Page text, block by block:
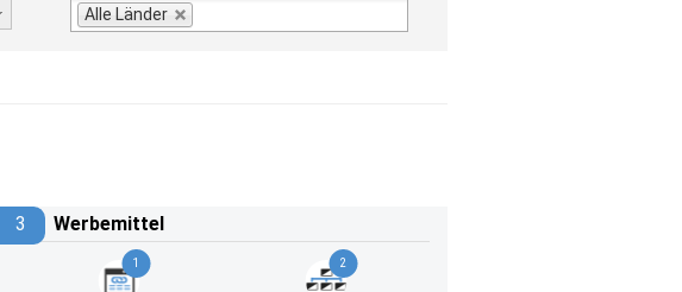
Alle Länder
3 Werbemittel
1 2